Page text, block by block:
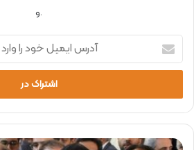
.و
آ
ر
ا
ی
م
یب